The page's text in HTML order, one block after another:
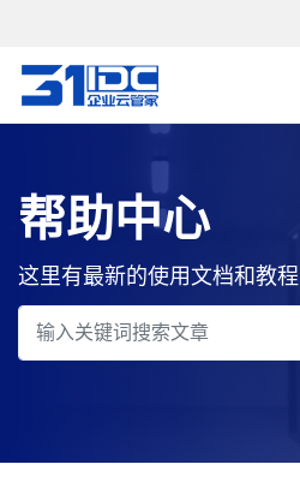
帮助中心
这里有最新的使用文档和教程